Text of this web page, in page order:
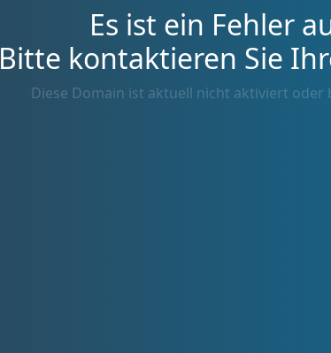
Es ist ein Fehler
Bitte kontaktieren Sie
Diese Domain ist aktuell nicht aktiviert